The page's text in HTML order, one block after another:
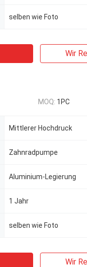
selben wie Foto
Wir
MOQ: 1PC
Mittlerer Hochdruck
Zahnradpumpe
Aluminium-Legierung
1 Jahr
selben wie Foto
Wir